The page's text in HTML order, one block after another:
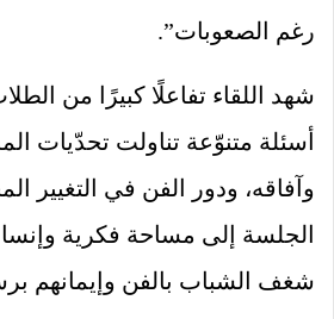
رغم الصعوبات”.
شهد اللقاء تفاعلًا كبيرًا من
أسئلة متنوّعة تناولت تحدّيات
وآفاقه، ودور الفن في التغيير
الجلسة إلى مساحة فكرية
شغف الشباب بالفن وإيمانهم